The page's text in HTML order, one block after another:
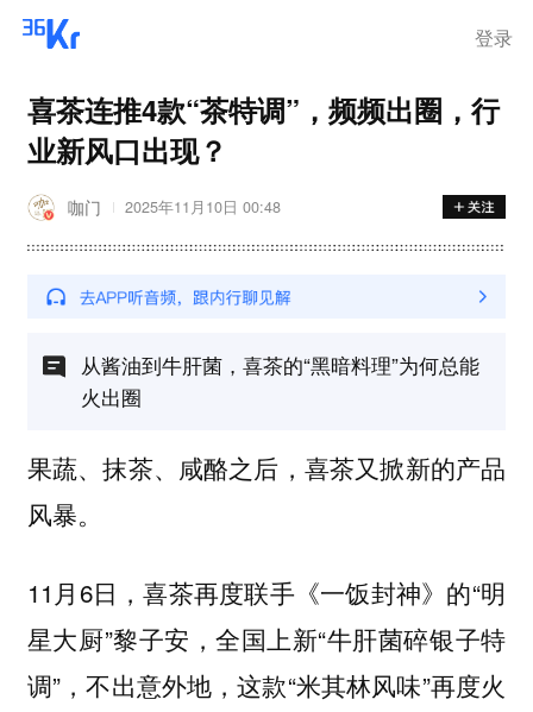
登录
喜茶连推4款“茶特调”，频频出圈，行
业新风口出现？
咖门 2025年11月10日 00:48
从酱油到牛肝菌，喜茶的“黑暗料理”为何总能
火出圈
果蔬、抹茶、咸酪之后，喜茶又掀新的产品
风暴。
11月6日，喜茶再度联手《一饭封神》的“明
星大厨”黎子安，全国上新“牛肝菌碎银子特
调”，不出意外地，这款“米其林风味”再度火